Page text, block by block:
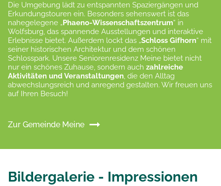
Die Umgebung lädt zu entspannten Spaziergängen und
Erkundungstouren ein. Besonders sehenswert ist das
nahegelegene „ Phaeno-Wissenschaftszentrum“ in
Wolfsburg, das spannende Ausstellungen und interaktive
Erlebnisse bietet. Außerdem lockt das „Schloss Gifhorn“ mit
seiner historischen Architektur und dem schönen
Schlosspark. Unsere Seniorenresidenz Meine bietet nicht
nur ein schönes Zuhause, sondern auch zahlreiche
Aktivitäten und Veranstaltungen, die den Alltag
abwechslungsreich und anregend gestalten. Wir freuen uns
auf Ihren Besuch!
Zur Gemeinde Meine
Bildergalerie - Impressionen